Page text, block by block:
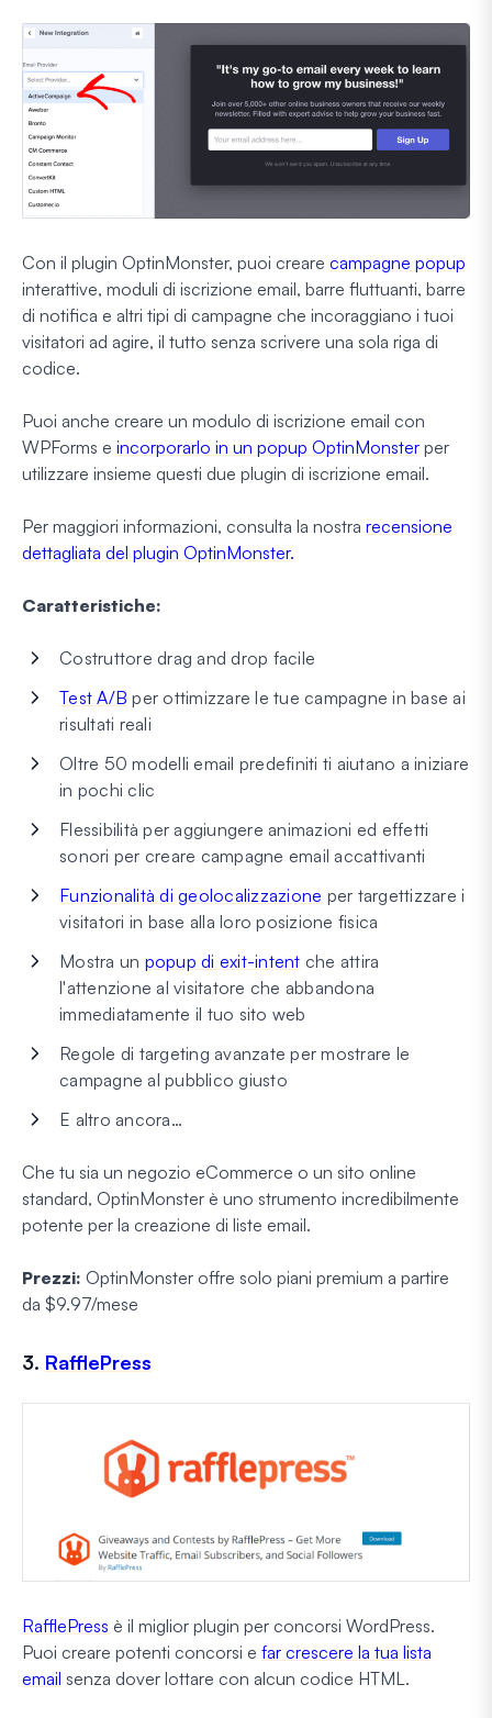
Con il plugin OptinMonster, puoi creare campagne popup
interattive, moduli di iscrizione email, barre fluttuanti, barre
di notifica e altri tipi di campagne che incoraggiano i tuoi
visitatori ad agire, il tutto senza scrivere una sola riga di
codice.
Puoi anche creare un modulo di iscrizione email con
WPForms e incorporarlo in un popup OptinMonster per
utilizzare insieme questi due plugin di iscrizione email.
Per maggiori informazioni, consulta la nostra recensione
dettagliata del plugin OptinMonster.
Caratteristiche:
Costruttore drag and drop facile
Test A/B per ottimizzare le tue campagne in base ai
risultati reali
Oltre 50 modelli email predefiniti ti aiutano a iniziare
in pochi clic
Flessibilità per aggiungere animazioni ed effetti
sonori per creare campagne email accattivanti
Funzionalità di geolocalizzazione per targettizzare i
visitatori in base alla loro posizione fisica
Mostra un popup di exit-intent che attira
l'attenzione al visitatore che abbandona
immediatamente il tuo sito web
Regole di targeting avanzate per mostrare le
campagne al pubblico giusto
E altro ancora…
Che tu sia un negozio eCommerce o un sito online
standard, OptinMonster è uno strumento incredibilmente
potente per la creazione di liste email.
Prezzi: OptinMonster offre solo piani premium a partire
da $9.97/mese
3. RafflePress
RafflePress è il miglior plugin per concorsi WordPress.
Puoi creare potenti concorsi e far crescere la tua lista
email senza dover lottare con alcun codice HTML.